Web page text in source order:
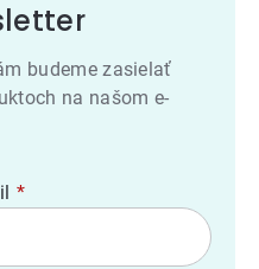
budeme zasielať
na našom e-